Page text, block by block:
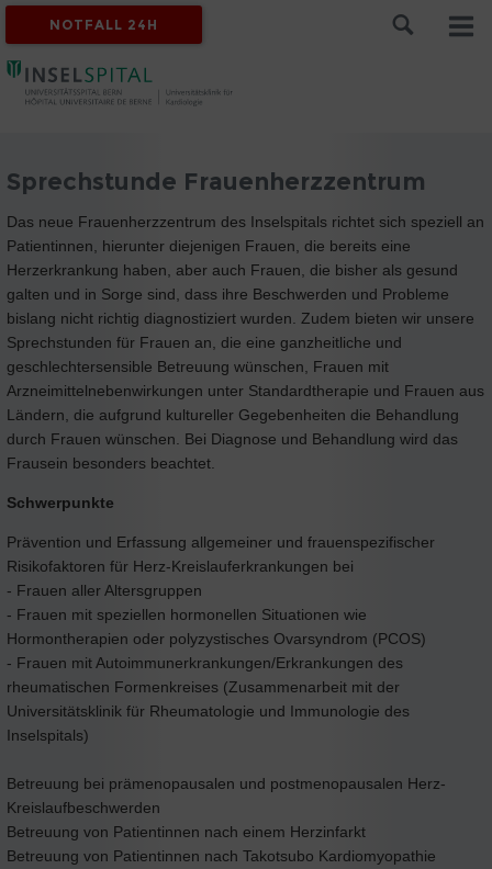
NOTFALL 24H
Sprechstunde Frauenherzzentrum
Das neue Frauenherzzentrum des Inselspitals richtet sich speziell an
Patientinnen, hierunter diejenigen Frauen, die bereits eine
Herzerkrankung haben, aber auch Frauen, die bisher als gesund
galten und in Sorge sind, dass ihre Beschwerden und Probleme
bislang nicht richtig diagnostiziert wurden. Zudem bieten wir unsere
Sprechstunden für Frauen an, die eine ganzheitliche und
geschlechtersensible Betreuung wünschen, Frauen mit
Arzneimittelnebenwirkungen unter Standardtherapie und Frauen aus
Ländern, die aufgrund kultureller Gegebenheiten die Behandlung
durch Frauen wünschen. Bei Diagnose und Behandlung wird das
Frausein besonders beachtet.
Schwerpunkte
Prävention und Erfassung allgemeiner und frauenspezifischer
Risikofaktoren für Herz-Kreislauferkrankungen bei
- Frauen aller Altersgruppen
- Frauen mit speziellen hormonellen Situationen wie
Hormontherapien oder polyzystisches Ovarsyndrom (PCOS)
- Frauen mit Autoimmunerkrankungen/Erkrankungen des
rheumatischen Formenkreises (Zusammenarbeit mit der
Universitätsklinik für Rheumatologie und Immunologie des
Inselspitals)
Betreuung bei prämenopausalen und postmenopausalen Herz-
Kreislaufbeschwerden
Betreuung von Patientinnen nach einem Herzinfarkt
Betreuung von Patientinnen nach Takotsubo Kardiomyopathie